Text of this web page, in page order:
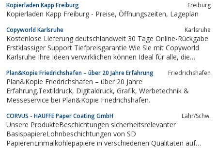
cad technische zeichnungen farb- schwarzweiß kopien
großformate laminieren briefpapier...
Kopierladen Kapp Freiburg Freiburg
Kopierladen Kapp Freiburg - Preise, Öffnungszeiten, Lageplan
Copyworld Karlsruhe Karlsruhe
Kostenlose Lieferung deutschlandweit 30 Tage Online-Rückgabe
Erstklassiger Support Tiefpreisgarantie Wie Sie mit Copyworld
Karlsruhe Ihre Ideen verwirklichen können Ideal für alle, die
Produkt Von T-Shirts bis hin zu Tragetaschen: Wählen Sie aus
unserem großen...
Plan&Kopie Friedrichshafen – über 20 Jahre Erfahrung Friedrichshafen
Plan&Kopie Friedrichshafen – über 20 Jahre
Erfahrung.Textildruck, Digitaldruck, Grafik, Werbetechnik &
Messeservice bei Plan&Kopie Friedrichshafen.
CORVUS - HAUFFE Paper Coating GmbH Lahr/Schw.
Unsere ProdukteBeschichtungen sicherheitsrelevanter
BasispapiereLohnbeschichtungen von SD
PapierenEinmalkohlepapiere in verschiedenen Qualitäten auf